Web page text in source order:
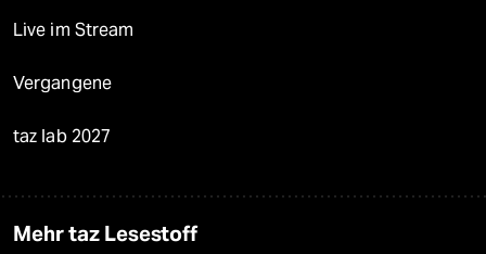
Live im Stream
Vergangene
taz lab 2027
Mehr taz Lesestoff